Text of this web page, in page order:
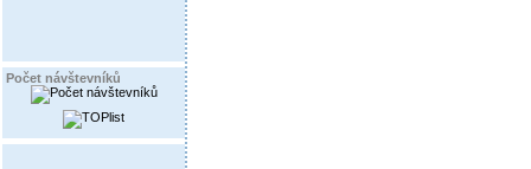
Počet návštevníků